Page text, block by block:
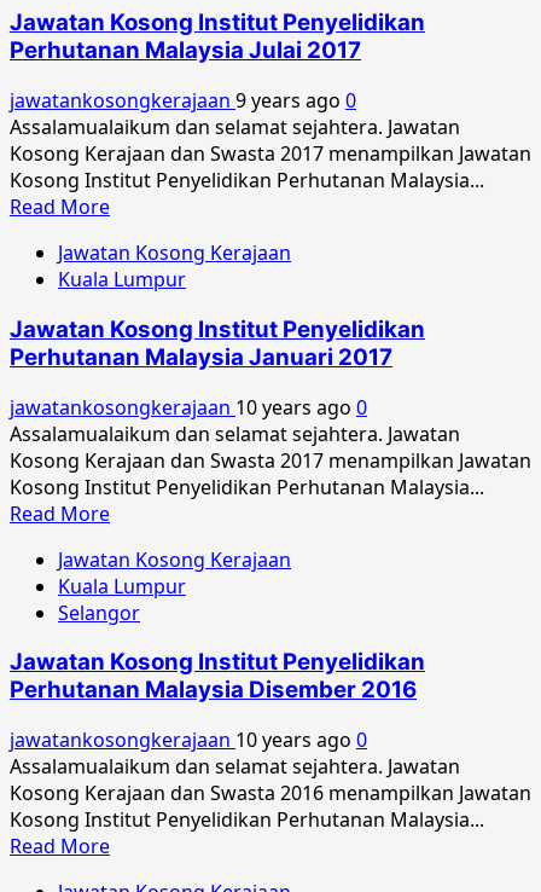
Institut
Penyelidikan
Malaysia
April
2018
Jawatan Kosong Institut Penyelidikan
Perhutanan Malaysia Julai 2017
jawatankosongkerajaan 9 years ago 0
Assalamualaikum dan selamat sejahtera. Jawatan
Kosong Kerajaan dan Swasta 2017 menampilkan Jawatan
Kosong Institut Penyelidikan Perhutanan Malaysia...
Read MoreRead
about
Jawatan
Institut
Penyelidikan
Malaysia
Julai
2017
Jawatan Kosong Kerajaan
Kuala Lumpur
Jawatan Kosong Institut Penyelidikan
Perhutanan Malaysia Januari 2017
jawatankosongkerajaan 10 years ago 0
Assalamualaikum dan selamat sejahtera. Jawatan
Kosong Kerajaan dan Swasta 2017 menampilkan Jawatan
Kosong Institut Penyelidikan Perhutanan Malaysia...
Read MoreRead
about
Jawatan
Kosong
Penyelidikan
Perhutanan
Januari
2017
Jawatan Kosong Kerajaan
Kuala Lumpur
Selangor
Jawatan Kosong Institut Penyelidikan
Perhutanan Malaysia Disember 2016
jawatankosongkerajaan 10 years ago 0
Assalamualaikum dan selamat sejahtera. Jawatan
Kosong Kerajaan dan Swasta 2016 menampilkan Jawatan
Kosong Institut Penyelidikan Perhutanan Malaysia...
Read MoreRead